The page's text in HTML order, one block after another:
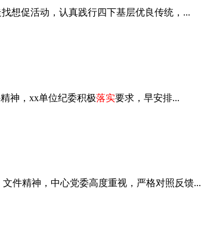
想促活动，认真践行四下基层优良传统，...
神，xx单位纪委积极落实要求，早安排...
文件精神，中心党委高度重视，严格对照反馈...